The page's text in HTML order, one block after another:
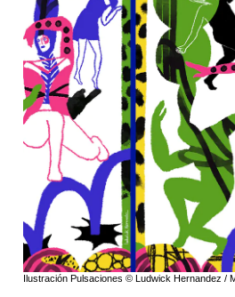
Ilustración Pulsaciones © Ludwick Hernandez /